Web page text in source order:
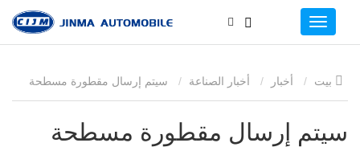
أخبار أخبار الصناعة سيتم إرسال مقطورة مسطحة
بثلاثة محاور بطول 40 قدمًا إلى غانا
سيتم إرسال مقطورة مسطحة